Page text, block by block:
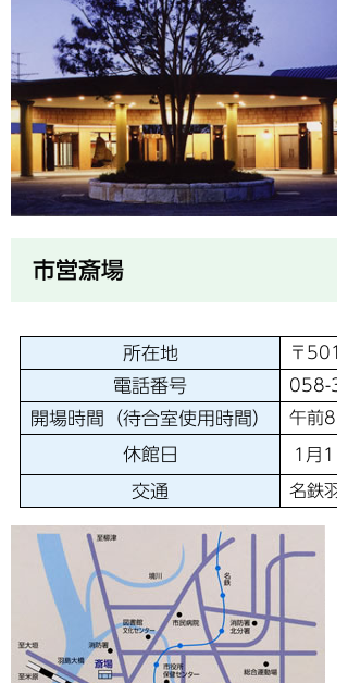
市営斎場
所在地 〒
電話番号 058-
開場時間（待合室使用時間） 午前8
休館日 1月1
交通 名鉄羽